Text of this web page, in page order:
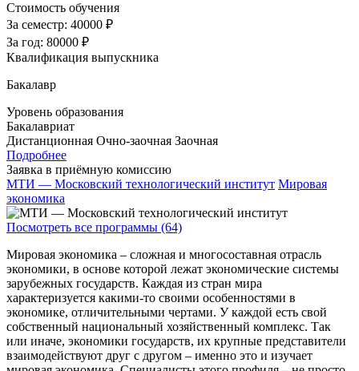
Стоимость обучения
За семестр: 40000 ₽
За год: 80000 ₽
Квалификация выпускника
Бакалавр
Уровень образования
Бакалавриат
Дистанционная Очно-заочная Заочная
Подробнее
Заявка в приёмную комиссию
МТИ — Московский технологический институт Мировая
экономика
Посмотреть все программы (64)
Мировая экономика – сложная и многосоставная отрасль
экономики, в основе которой лежат экономические системы
зарубежных государств. Каждая из стран мира
характеризуется какими-то своими особенностями в
экономике, отличительными чертами. У каждой есть свой
собственный национальный хозяйственный комплекс. Так
или иначе, экономики государств, их крупные представители
взаимодействуют друг с другом – именно это и изучает